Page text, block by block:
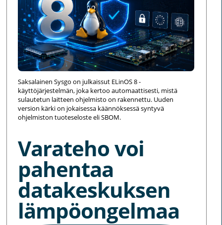
Saksalainen Sysgo on julkaissut ELinOS 8 -
käyttöjärjestelmän, joka kertoo automaattisesti, mistä
sulautetun laitteen ohjelmisto on rakennettu. Uuden
version kärki on jokaisessa käännöksessä syntyvä
ohjelmiston tuoteseloste eli SBOM.
Varateho voi
pahentaa
datakeskuksen
lämpöongelmaa